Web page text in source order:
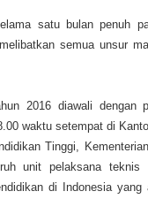
satu bulan penuh
semua unsur
2016 diawali dengan
waktu setempat di
Tinggi,
unit pelaksana teknis
di Indonesia